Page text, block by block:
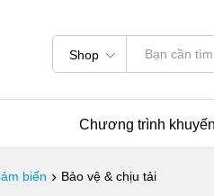
Shop
Chương trình
biến › Bảo vệ & chịu tải